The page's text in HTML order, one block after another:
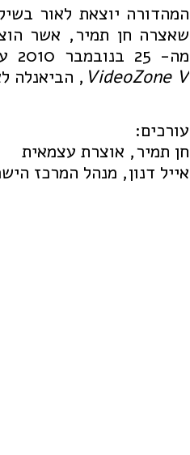
המהדורה יוצאת לאור
שאצרה חן תמיר, אשר
מה- 25 בנובמבר 2010 עד ה- 26 בפברואר, 2011 וכחלק מ-
VideoZone V , הביאנלה
עורכים:
חן תמיר, אוצרת עצמאית
אייל דנון, מנהל המרכז